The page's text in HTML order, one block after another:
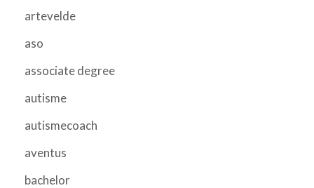
artevelde
aso
associate degree
autisme
autismecoach
aventus
bachelor